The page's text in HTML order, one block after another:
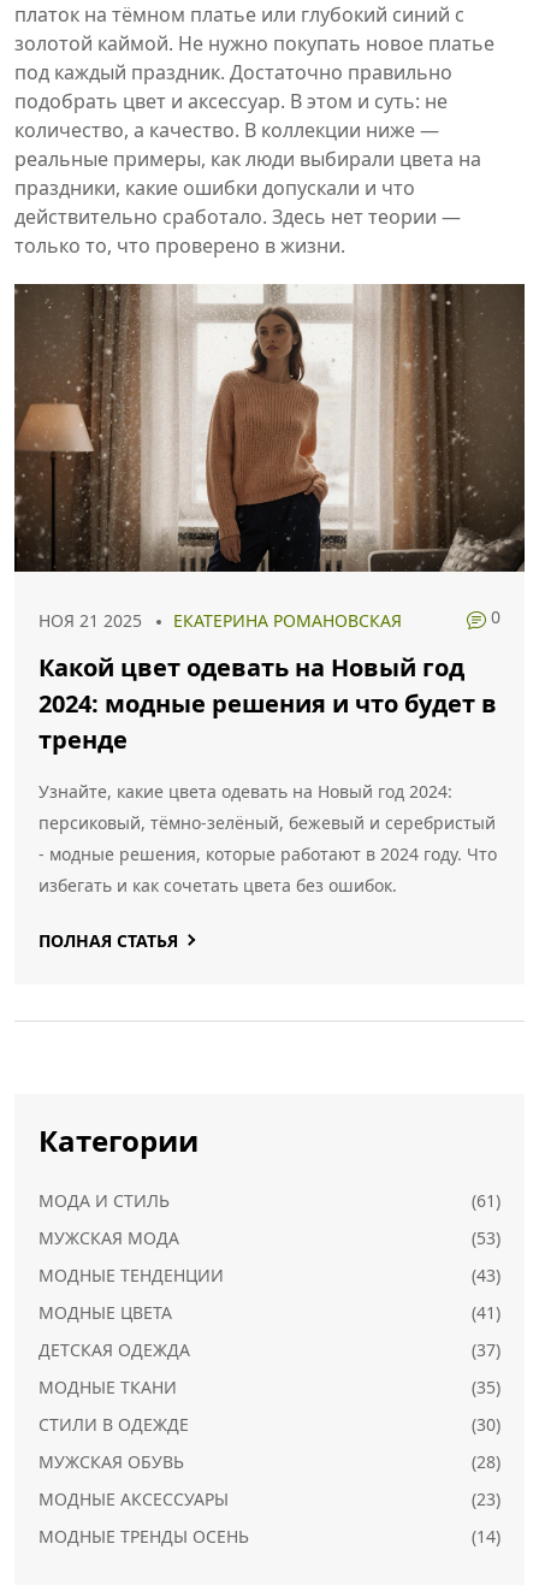
платок на тёмном платье или глубокий синий с
золотой каймой. Не нужно покупать новое платье
под каждый праздник. Достаточно правильно
подобрать цвет и аксессуар. В этом и суть: не
количество, а качество. В коллекции ниже —
реальные примеры, как люди выбирали цвета на
праздники, какие ошибки допускали и что
действительно сработало. Здесь нет теории —
только то, что проверено в жизни.
НОЯ 21 2025 ЕКАТЕРИНА РОМАНОВСКАЯ 0
Какой цвет одевать на Новый год
2024: модные решения и что будет в
тренде
Узнайте, какие цвета одевать на Новый год 2024:
персиковый, тёмно-зелёный, бежевый и серебристый
- модные решения, которые работают в 2024 году. Что
избегать и как сочетать цвета без ошибок.
ПОЛНАЯ СТАТЬЯ
Категории
МОДА И СТИЛЬ
(61)
МУЖСКАЯ МОДА
(53)
МОДНЫЕ ТЕНДЕНЦИИ
(43)
МОДНЫЕ ЦВЕТА
(41)
ДЕТСКАЯ ОДЕЖДА
(37)
МОДНЫЕ ТКАНИ
(35)
СТИЛИ В ОДЕЖДЕ
(30)
МУЖСКАЯ ОБУВЬ
(28)
МОДНЫЕ АКСЕССУАРЫ
(23)
МОДНЫЕ ТРЕНДЫ ОСЕНЬ
(14)